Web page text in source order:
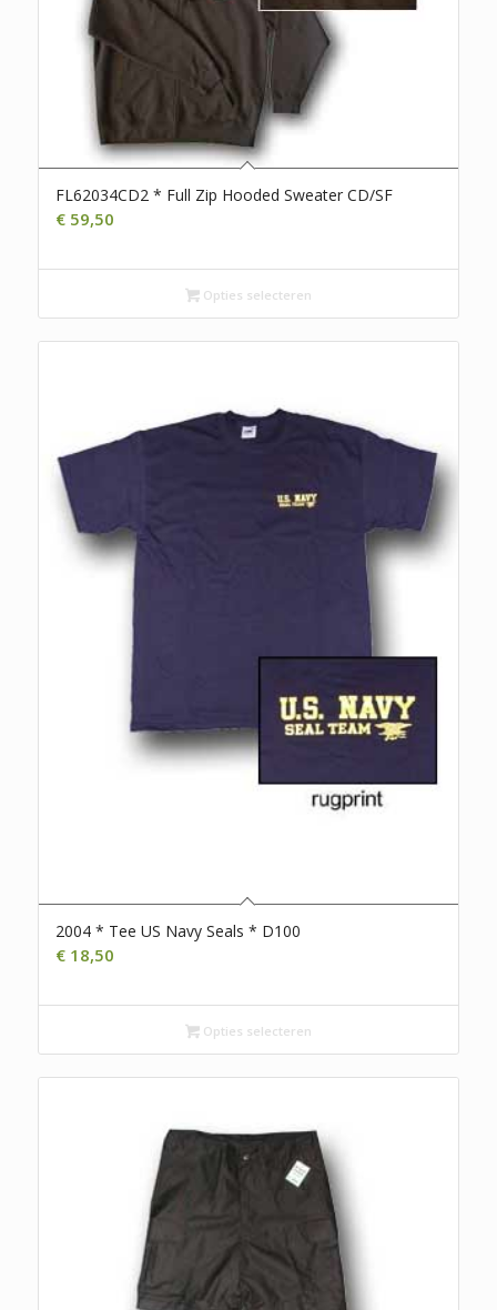
FL62034CD2 * Full Zip Hooded Sweater CD/SF
€59,50
Opties selecteren
2004 * Tee US Navy Seals * D100
€18,50
Opties selecteren